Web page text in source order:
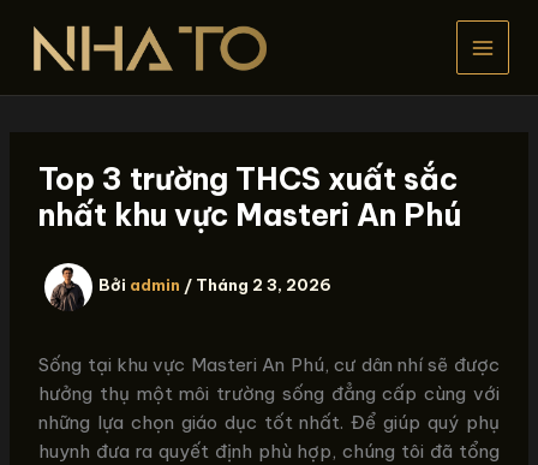
dung
Top 3 trường THCS xuất sắc
nhất khu vực Masteri An Phú
Bởi admin / Tháng 2 3, 2026
Sống tại khu vực Masteri An Phú, cư dân nhí sẽ được
hưởng thụ một môi trường sống đẳng cấp cùng với
những lựa chọn giáo dục tốt nhất. Để giúp quý phụ
huynh đưa ra quyết định phù hợp, chúng tôi đã tổng